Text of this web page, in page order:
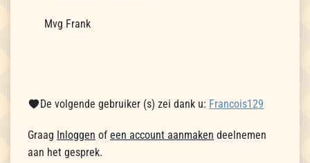
Mvg Frank
De volgende gebruiker (s) zei dank u: Francois129
Graag Inloggen of een account aanmaken deelnemen
aan het gesprek.